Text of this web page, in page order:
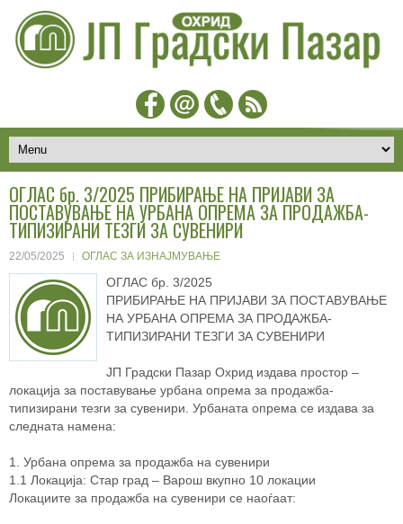
ОГЛАС бр. 3/2025 ПРИБИРАЊЕ НА ПРИЈАВИ ЗА
ПОСТАВУВАЊЕ НА УРБАНА ОПРЕМА ЗА ПРОДАЖБА-
ТИПИЗИРАНИ ТЕЗГИ ЗА СУВЕНИРИ
22/05/2025 ОГЛАС ЗА ИЗНАЈМУВАЊЕ
ОГЛАС бр. 3/2025
ПРИБИРАЊЕ НА ПРИЈАВИ ЗА ПОСТАВУВАЊЕ
НА УРБАНА ОПРЕМА ЗА ПРОДАЖБА-
ТИПИЗИРАНИ ТЕЗГИ ЗА СУВЕНИРИ
ЈП Градски Пазар Охрид издава простор –
локација за поставување урбана опрема за продажба-
типизирани тезги за сувенири. Урбаната опрема се издава за
следната намена:
1. Урбана oпpeмa за продажба на сувенири
1.1 Локација: Стар град – Варош вкупно 10 локации
Локациите за продажба на сувенири се наоѓаат: